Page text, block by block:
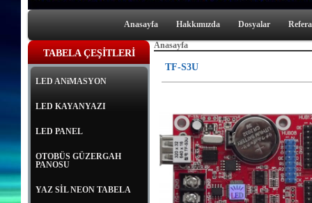
Anasayfa Hakkımızda Dosyalar
TABELA ÇEŞİTLERİ
LED ANiMASYON
LED KAYANYAZI
LED PANEL
OTOBÜS GÜZERGAH
PANOSU
YAZ SİL NEON TABELA
Anasayfa
TF-S3U